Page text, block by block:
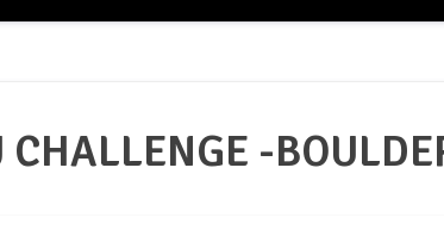
CHALLENGE -